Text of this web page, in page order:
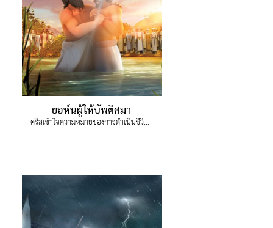
ยอห์นผู้ให้บัพติศมา
คริสเข้าใจความหมายของการดำเนินชีวิตที่ถูกต้องและนำผู้อื่นให้มีชีวิตเหมือนพระเยซู โดยผ่านบทเรียนชีวิตของยอห์นผู้ให้บัพติศมา